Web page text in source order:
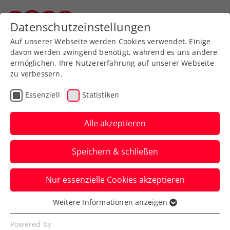
Zurück zur Newsübersicht
Turniere
ITF Palma del Rio: Paszek
gibt kräftiges
Lebenszeichen von sich
Die Ex-Weltranglisten-26. steht in der
spanischen Region Andalusien bereits
unter den letzten Vier.
Verfasst von: Manuel Wachta, 01.07.2023
Datenschutzeinstellungen
Auf unserer Webseite werden Cookies verwendet. Einige
davon werden zwingend benötigt, während es uns andere
ermöglichen, Ihre Nutzererfahrung auf unserer Webseite
zu verbessern.
Essenziell Statistiken
Alle akzeptieren
Speichern & schließen
Nur essenzielle Cookies akzeptieren
Essenziell
Essenzielle Cookies werden für grundlegende
Weitere Informationen anzeigen
Powered by